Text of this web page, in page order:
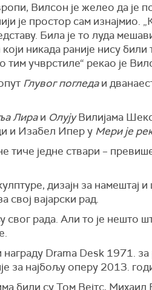
Вилсон је желео да је
је простор сам изнајмио.
Била је то луда
никада раније нису
тим учврстиле“ рекао је
Глувог погледаи
Лираи ОлујуВилијама
и Изабел Ипер у Мери је
тиче једне ствари –
дизајн за намештај
свој вајарски рад.
рада. Али то је нешто
Drama Desk 1971.
за најбољу оперу 2013.
били су Том Вејтс,